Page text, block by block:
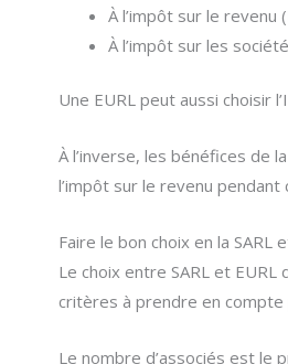
À l’impôt sur le revenu
À l’impôt sur les
Une EURL peut aussi choisir
À l’inverse, les bénéfices de
l’impôt sur le revenu
Faire le bon choix en la SARL
Le choix entre SARL et
critères à prendre en compte
Le nombre d’associés est le